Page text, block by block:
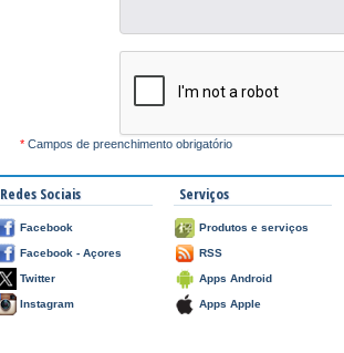
* Campos de preenchimento obrigatório
Redes Sociais
Facebook
Facebook - Açores
Twitter
Instagram
Serviços
Produtos e serviços
RSS
Apps Android
Apps Apple